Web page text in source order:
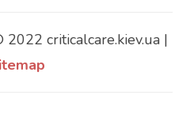
criticalcare.kiev.ua |